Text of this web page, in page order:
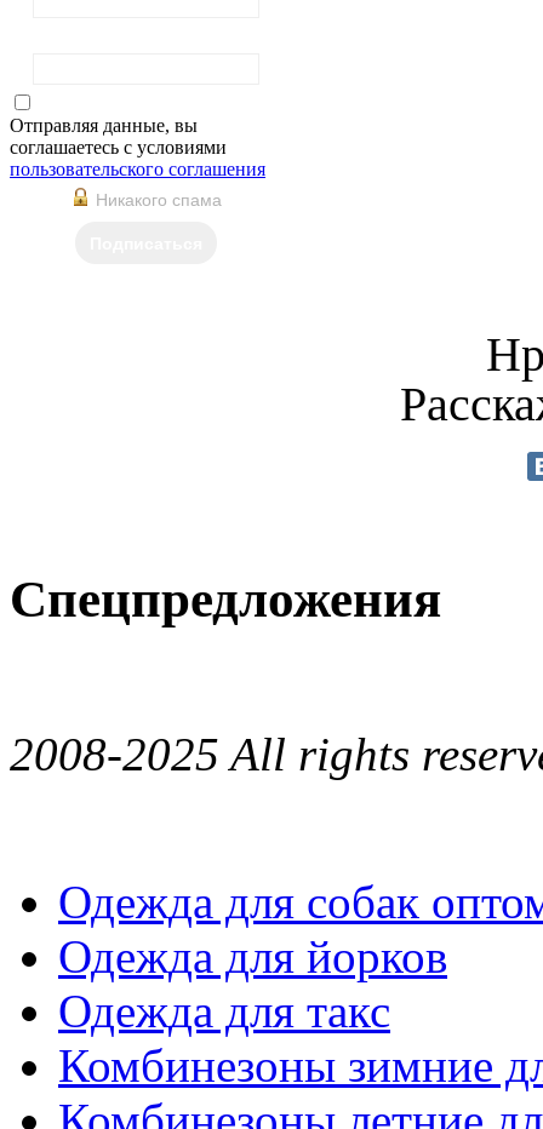
Отправляя данные, вы
соглашаетесь с условиями
пользовательского соглашения
Никакого спама
Спецпредложения
2008-2025 All rights
Одежда для собак
Одежда для йорков
Одежда для такс
Комбинезоны зимние